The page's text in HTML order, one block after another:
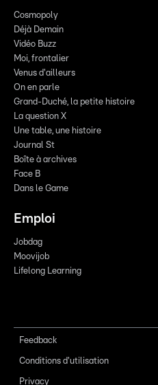
Cosmopoly
Déjà Demain
Vidéo Buzz
Moi, frontalier
Venus d'ailleurs
On en parle
Grand-Duché, la petite histoire
La question X
Une table, une histoire
Journal St
Boîte à archives
Face B
Dans le Game
Emploi
Jobdag
Moovijob
Lifelong Learning
Feedback
Conditions d'utilisation
Privacy